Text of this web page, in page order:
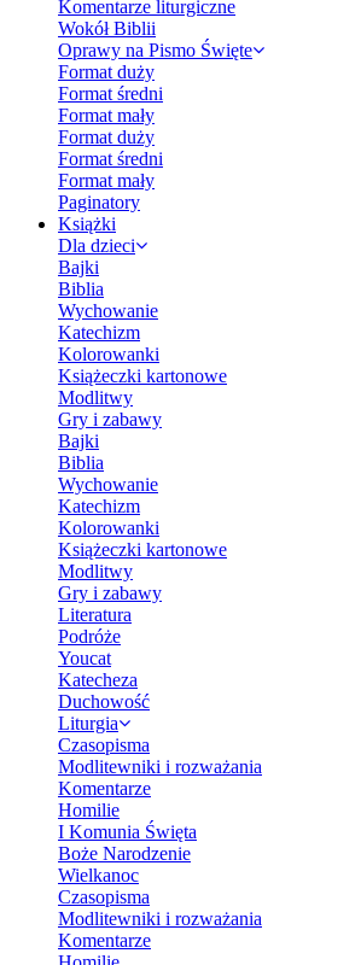
Komentarze liturgiczne
Wokół Biblii
Oprawy na Pismo Święte
Format duży
Format średni
Format mały
Format duży
Format średni
Format mały
Paginatory
Książki
Dla dzieci
Bajki
Biblia
Wychowanie
Katechizm
Kolorowanki
Książeczki kartonowe
Modlitwy
Gry i zabawy
Bajki
Biblia
Wychowanie
Katechizm
Kolorowanki
Książeczki kartonowe
Modlitwy
Gry i zabawy
Literatura
Podróże
Youcat
Katecheza
Duchowość
Liturgia
Czasopisma
Modlitewniki i rozważania
Komentarze
Homilie
I Komunia Święta
Boże Narodzenie
Wielkanoc
Czasopisma
Modlitewniki i rozważania
Komentarze